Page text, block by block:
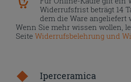
Widerrufsfrist beträgt 14
dem die Ware angeliefert
Wenn Sie mehr wissen wollen,
SeiteWiderrufsbelehrung und
Iperceramica